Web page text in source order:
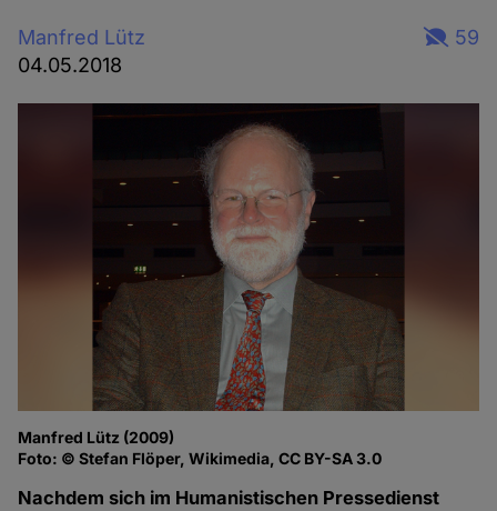
Manfred Lütz
04.05.2018
59
Manfred Lütz (2009)
Foto: © Stefan Flöper, Wikimedia, CC BY-SA 3.0
Nachdem sich im Humanistischen Pressedienst